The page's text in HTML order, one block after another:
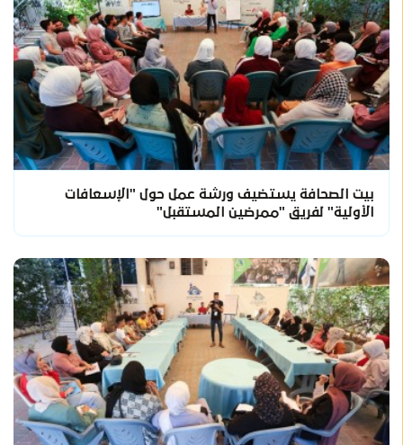
بيت الصحافة يستضيف ورشة عمل حول "الإسعافات
الأولية" لفريق "ممرضين المستقبل"